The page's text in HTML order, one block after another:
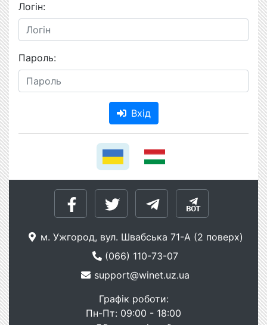
Логін:
Пароль:
Вхід
м. Ужгород, вул. Швабська 71-А (2 поверх)
(066) 110-73-07
support@winet.uz.ua
Графік роботи:
Пн-Пт: 09:00 - 18:00